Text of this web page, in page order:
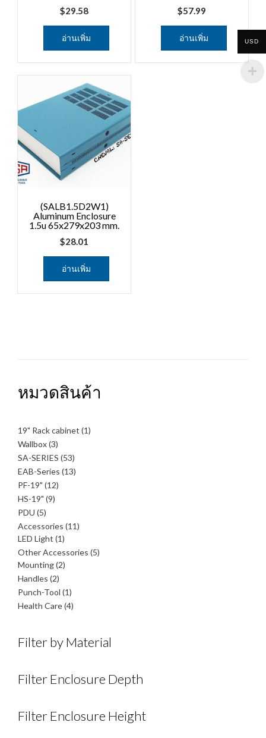
$29.58
อ่านเพิ่ม
$57.99
อ่านเพิ่ม
(SALB1.5D2W1)
Aluminum Enclosure
1.5u 65x279x203 mm.
$28.01
อ่านเพิ่ม
หมวดสินค้า
19" Rack cabinet 11
Wallbox 33
สินค้า
SA-SERIES 5353
สินค้า
EAB-Series 1313
PF-19" 1212
HS-19" 99
PDU 55
สินค้า
Accessories 1111
LED Light 11
สินค้า
Other Accessories 55
Mounting 22
Handles 22
สินค้า
Punch-Tool 11
สินค้า
Health Care 44
Filter by Material
Filter Enclosure Depth
Filter Enclosure Height
USD